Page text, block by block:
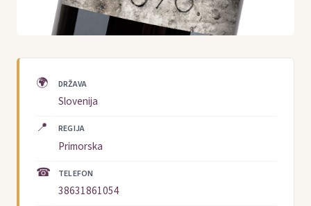
🌍 DRŽAVA
Slovenija
📍 REGIJA
Primorska
☎ TELEFON
38631861054